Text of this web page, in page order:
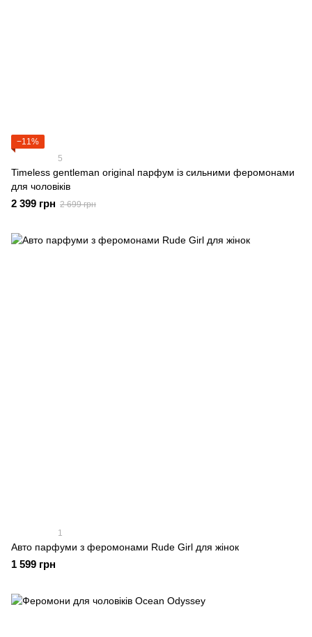
−11%
5
Timeless gentleman original парфум із сильними феромонами
для чоловіків
2 399 грн 2 699 грн
1
Авто парфуми з феромонами Rude Girl для жінок
1 599 грн